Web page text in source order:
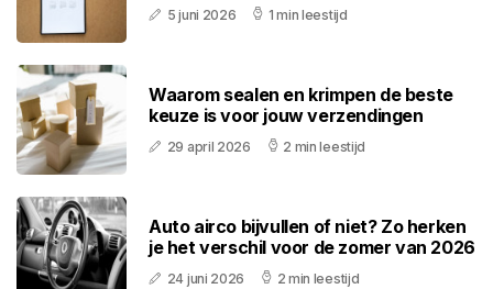
5 juni 2026 1 min leestijd
Waarom sealen en krimpen de beste
keuze is voor jouw verzendingen
29 april 2026 2 min leestijd
Auto airco bijvullen of niet? Zo herken
je het verschil voor de zomer van 2026
24 juni 2026 2 min leestijd